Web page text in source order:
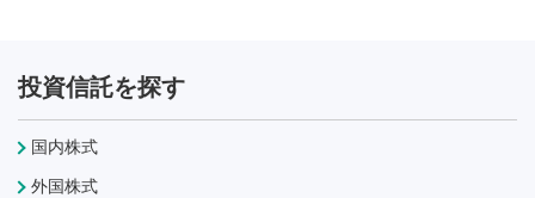
投資信託を探す
国内株式
外国株式